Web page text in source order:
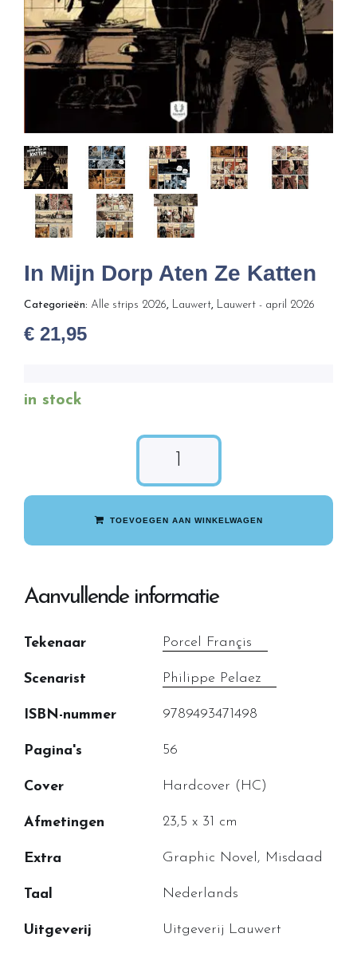
In Mijn Dorp Aten Ze Katten
Categorieën: Alle strips 2026, Lauwert, Lauwert - april 2026
€ 21,95
in stock
TOEVOEGEN AAN WINKELWAGEN
Aanvullende informatie
Tekenaar Porcel Françis
Scenarist Philippe Pelaez
ISBN-nummer 9789493471498
Pagina's 56
Cover Hardcover (HC)
Afmetingen 23,5 x 31 cm
Extra Graphic Novel, Misdaad
Taal Nederlands
Uitgeverij Uitgeverij Lauwert